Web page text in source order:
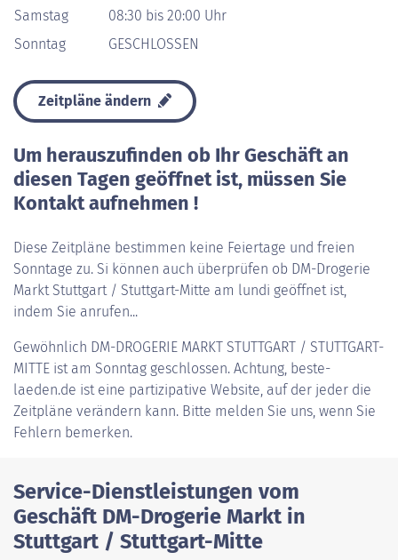
Samstag
08:30 bis 20:00 Uhr
Sonntag
GESCHLOSSEN
Zeitpläne ändern
Um herauszufinden ob Ihr Geschäft an
diesen Tagen geöffnet ist, müssen Sie
Kontakt aufnehmen !
Diese Zeitpläne bestimmen keine Feiertage und freien
Sonntage zu. Si können auch überprüfen ob DM-Drogerie
Markt Stuttgart / Stuttgart-Mitte am lundi geöffnet ist,
indem Sie anrufen...
Gewöhnlich DM-DROGERIE MARKT STUTTGART / STUTTGART-
MITTE ist am Sonntag geschlossen. Achtung, beste-
laeden.de ist eine partizipative Website, auf der jeder die
Zeitpläne verändern kann. Bitte melden Sie uns, wenn Sie
Fehlern bemerken.
Service-Dienstleistungen vom
Geschäft DM-Drogerie Markt in
Stuttgart / Stuttgart-Mitte